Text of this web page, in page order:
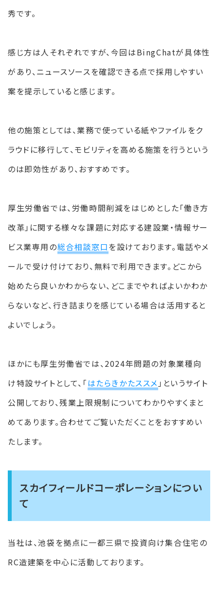
秀です。
感じ方は人それぞれですが、今回はBingChatが具体性
があり、ニュースソースを確認できる点で採用しやすい
案を提示していると感じます。
他の施策としては、業務で使っている紙やファイルをク
ラウドに移行して、モビリティを高める施策を行うという
のは即効性があり、おすすめです。
厚生労働省では、労働時間削減をはじめとした「働き方
改革」に関する様々な課題に対応する建設業・情報サー
ビス業専用の総合相談窓口を設けております。電話やメ
ールで受け付けており、無料で利用できます。どこから
始めたら良いかわからない、どこまでやればよいかわか
らないなど、行き詰まりを感じている場合は活用すると
よいでしょう。
ほかにも厚生労働省では、2024年問題の対象業種向
け特設サイトとして、「はたらきかたススメ 」というサイト
公開しており、残業上限規制についてわかりやすくまと
めてあります。合わせてご覧いただくことをおすすめい
たします。
スカイフィールドコーポレーションについ
て
当社は、池袋を拠点に一都三県で投資向け集合住宅の
RC造建築を中心に活動しております。